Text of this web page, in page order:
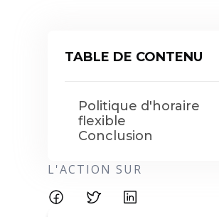
TABLE DE CONTENU
Politique d'horaire
flexible
Conclusion
L'ACTION SUR